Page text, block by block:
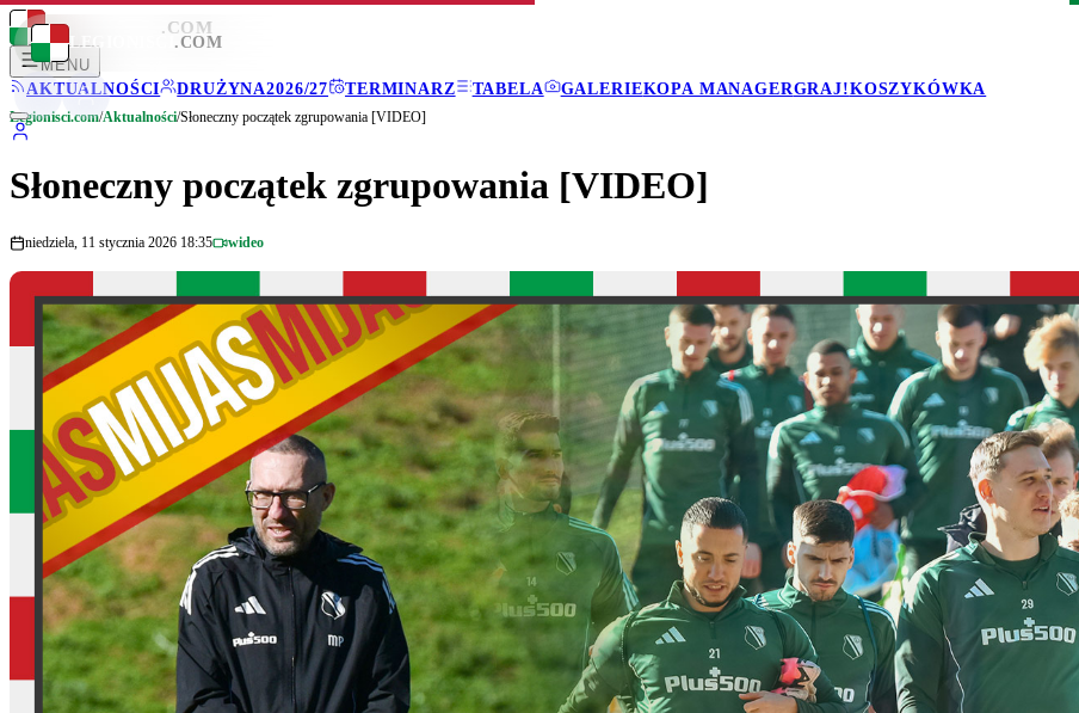
LEGIONISCI .COM
MENU
AKTUALNOŚCI
DRUŻYNA2026/27 TERMINARZ TABELA GALERIEKOPA MANAGERGRAJ!KOSZYKÓWKA
LEGIONISCI .COM
Legionisci.com/Aktualności/Słoneczny początek zgrupowania [VIDEO]
Słoneczny początek zgrupowania [VIDEO]
niedziela, 11 stycznia 2026 18:35 wideo